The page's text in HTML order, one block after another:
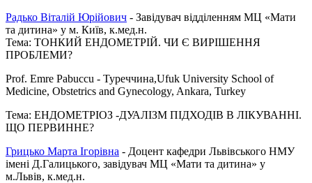
Радько Віталій Юрійович - Завідувач відділенням МЦ «Мати
та дитина» у м. Київ, к.мед.н.
Тема: ТОНКИЙ ЕНДОМЕТРІЙ. ЧИ Є ВИРІШЕННЯ
ПРОБЛЕМИ?
Prof. Emre Pabuccu - Туреччина,Ufuk University School of
Medicine, Obstetrics and Gynecology, Ankara, Turkey
Тема: ЕНДОМЕТРІОЗ -ДУАЛІЗМ ПІДХОДІВ В ЛІКУВАННІ.
ЩО ПЕРВИННЕ?
Грицько Марта Ігорівна - Доцент кафедри Львівського НМУ
імені Д.Галицького, завідувач МЦ «Мати та дитина» у
м.Львів, к.мед.н.